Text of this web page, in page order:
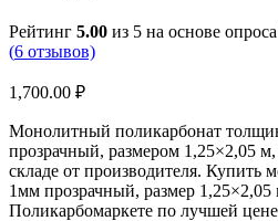
Рейтинг 5.00 из 5 на основе опроса
(6 отзывов)
1,700.00 ₽
Монолитный поликарбонат
прозрачный, размером 1,25×2,05
складе от производителя. Купить
1мм прозрачный, размер 1,25×2,05
Поликарбомаркете по лучшей